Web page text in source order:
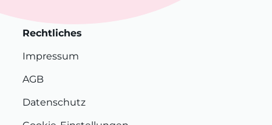
Rechtliches
Impressum
AGB
Datenschutz